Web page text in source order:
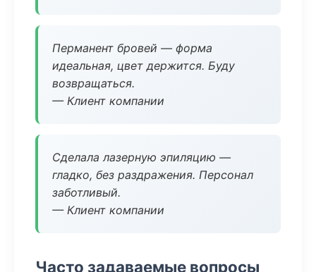
Перманент бровей — форма
идеальная, цвет держится. Буду
возвращаться.
— Клиент компании
Сделала лазерную эпиляцию —
гладко, без раздражения. Персонал
заботливый.
— Клиент компании
Часто задаваемые вопросы